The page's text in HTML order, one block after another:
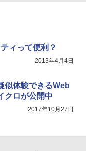
ィって便利？
2013年4月4日
似体験できるWeb
クロが公開中
2017年10月27日